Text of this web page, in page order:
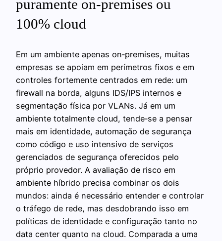
puramente on‑premises ou
100% cloud
Em um ambiente apenas on‑premises, muitas
empresas se apoiam em perímetros fixos e em
controles fortemente centrados em rede: um
firewall na borda, alguns IDS/IPS internos e
segmentação física por VLANs. Já em um
ambiente totalmente cloud, tende‑se a pensar
mais em identidade, automação de segurança
como código e uso intensivo de serviços
gerenciados de segurança oferecidos pelo
próprio provedor. A avaliação de risco em
ambiente híbrido precisa combinar os dois
mundos: ainda é necessário entender e controlar
o tráfego de rede, mas desdobrando isso em
políticas de identidade e configuração tanto no
data center quanto na cloud. Comparada a uma